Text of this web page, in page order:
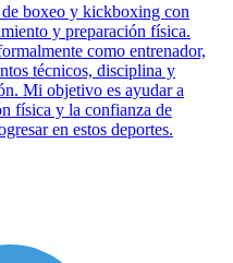
boxeo y kickboxing con
y preparación física.
como entrenador,
técnicos, disciplina y
Mi objetivo es ayudar a
física y la confianza de
en estos deportes.